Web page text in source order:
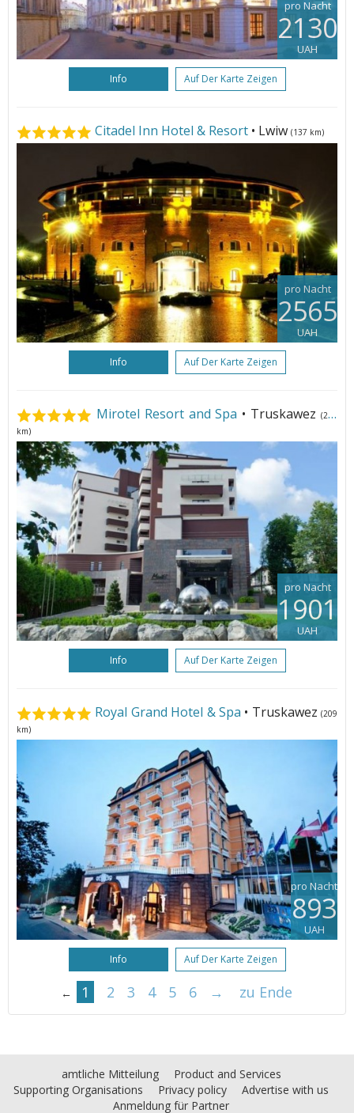
pro Nacht
2130
UAH
Info Auf Der Karte Zeigen
Citadel Inn Hotel & Resort • Lwiw (137 km)
pro Nacht
2565
UAH
Info Auf Der Karte Zeigen
Mirotel Resort and Spa • Truskawez(209
km)
pro Nacht
1901
UAH
Info Auf Der Karte Zeigen
Royal Grand Hotel & Spa • Truskawez (209
km)
pro Nacht
893
UAH
Info Auf Der Karte Zeigen
← 1 2 3 4 5 6 → zu Ende
amtliche Mitteilung
Product and Services
Supporting Organisations
Privacy policy
Advertise with us
Anmeldung für Partner